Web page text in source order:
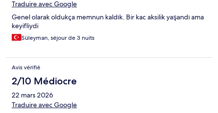
Traduire avec Google
Genel olarak oldukça memnun kaldık. Bir kac aksilik yaşandı ama
keyifliydi
Süleyman, séjour de 3 nuits
Avis vérifié
2/10 Médiocre
22 mars 2026
Traduire avec Google